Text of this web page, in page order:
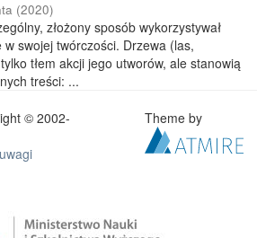
(2020)
złożony sposób wykorzystywał
swojej twórczości. Drzewa (las,
tłem akcji jego utworów, ale stanowią
treści: ...
© 2002-
Theme by